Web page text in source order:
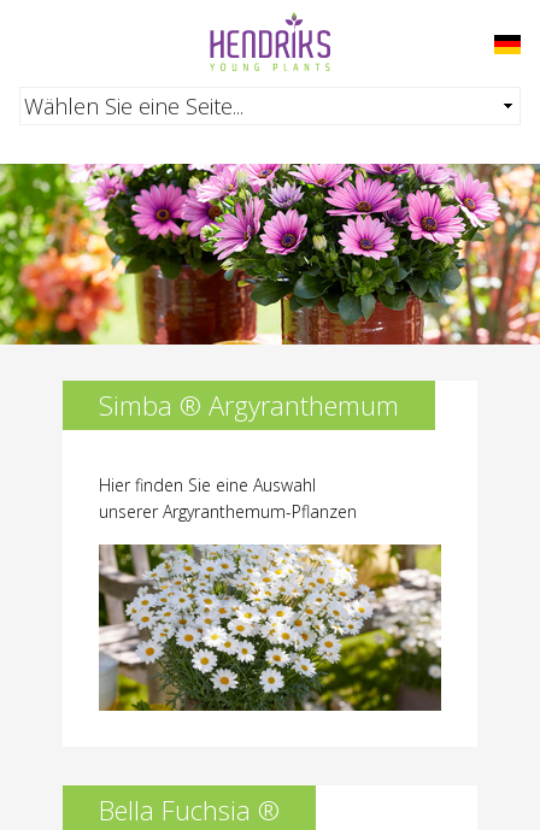
Simba ® Argyranthemum
Hier finden Sie eine Auswahl
unserer Argyranthemum-Pflanzen
Bella Fuchsia ®